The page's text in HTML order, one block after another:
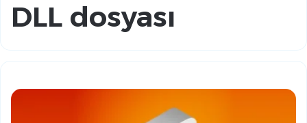
DLL dosyası